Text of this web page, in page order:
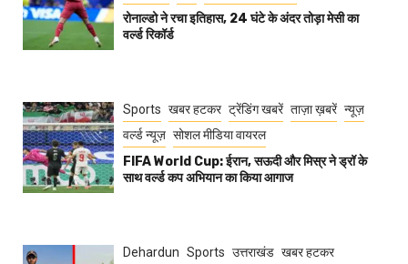
रोनाल्डो ने रचा इतिहास, 24 घंटे के अंदर तोड़ा मेसी का
वर्ल्ड रिकॉर्ड
Sports खबर हटकर ट्रेंडिंग खबरें ताज़ा ख़बरें न्यूज़
वर्ल्ड न्यूज़ सोशल मीडिया वायरल
FIFA World Cup: ईरान, सऊदी और मिस्र ने ड्रॉ के
साथ वर्ल्ड कप अभियान का किया आगाज
Dehardun Sports उत्तराखंड खबर हटकर